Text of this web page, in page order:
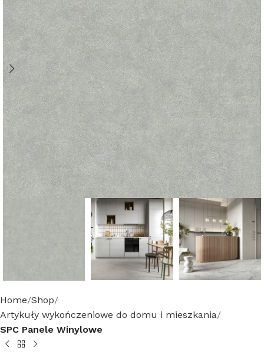
Home Shop
Artykuły wykończeniowe do domu i mieszkania
SPC Panele Winylowe